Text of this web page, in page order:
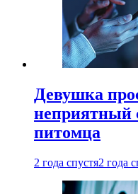
Девушка
неприятный
питомца
2 года спустя2 года